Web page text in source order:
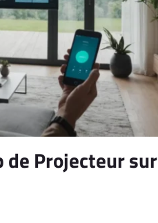
de Projecteur sur